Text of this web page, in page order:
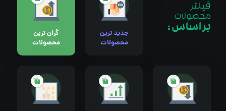
فیلتر
محصولات
بر اساس :
جدید ترین
محصولات
گران ترین
محصولات